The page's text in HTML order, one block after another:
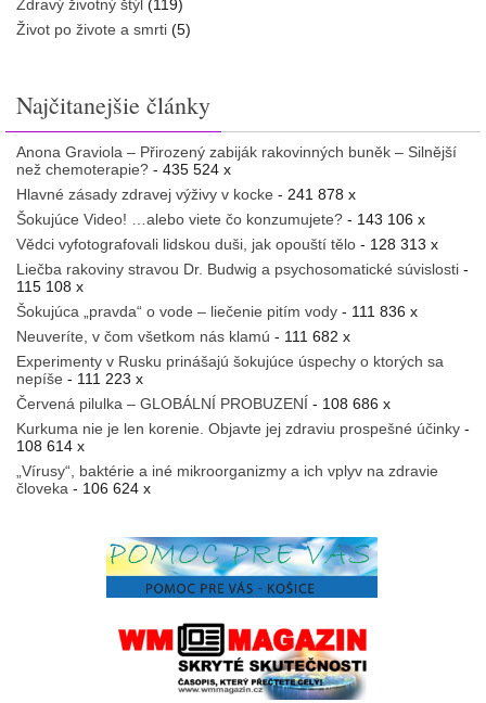
Zdravý životný štýl (119)
Život po živote a smrti (5)
Najčitanejšie články
Anona Graviola – Přirozený zabiják rakovinných buněk – Silnější
než chemoterapie? - 435 524 x
Hlavné zásady zdravej výživy v kocke - 241 878 x
Šokujúce Video! …alebo viete čo konzumujete? - 143 106 x
Vědci vyfotografovali lidskou duši, jak opouští tělo - 128 313 x
Liečba rakoviny stravou Dr. Budwig a psychosomatické súvislosti -
115 108 x
Šokujúca „pravda“ o vode – liečenie pitím vody - 111 836 x
Neuveríte, v čom všetkom nás klamú - 111 682 x
Experimenty v Rusku prinášajú šokujúce úspechy o ktorých sa
nepíše - 111 223 x
Červená pilulka – GLOBÁLNÍ PROBUZENÍ - 108 686 x
Kurkuma nie je len korenie. Objavte jej zdraviu prospešné účinky -
108 614 x
„Vírusy“, baktérie a iné mikroorganizmy a ich vplyv na zdravie
človeka - 106 624 x